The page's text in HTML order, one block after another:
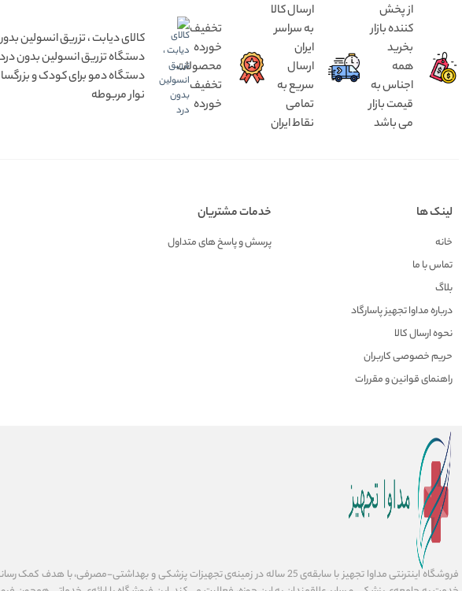
از پخش
کننده بازار
بخرید
همه
اجناس به
قیمت بازار
می باشد
ارسال کالا
به سراسر
ایران
ارسال
سریع به
تمامی
نقاط ایران
تخفیف
خورده
محصولات
تخفیف
خورده
کالای دیابت ، تزریق انسولین
دستگاه دمو برای کودک و
نوار مربوطه
لینک ها
خانه
تماس با ما
بلاگ
درباره مداوا تجهیز پاسارگاد
نحوه ارسال کالا
حریم خصوصی کاربران
راهنمای قوانین و مقررات
خدمات مشتریان
پرسش و پاسخ های متداول
فروشگاه اینترنتی مداوا تجهیز با سابقه‌ی 25 ساله در زمینه‌ی تجهیزات پزشکی و بهداشتی-مصرفی، با هدف کمک